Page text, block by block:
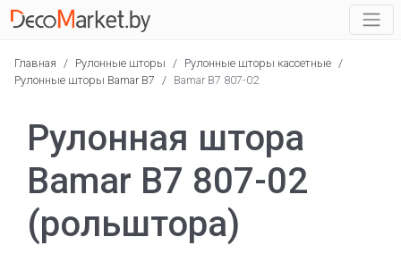
Главная / Рулонные шторы / Рулонные шторы кассетные /
Рулонные шторы Bamar B7 / Bamar B7 807-02
Рулонная штора
Bamar B7 807-02
(рольштора)